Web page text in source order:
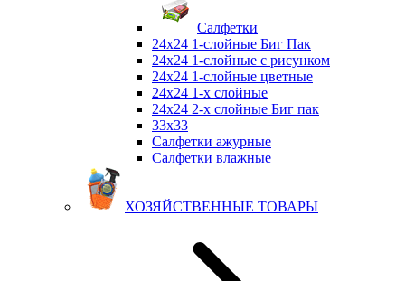
Салфетки
24х24 1-слойные Биг Пак
24х24 1-слойные с рисунком
24х24 1-слойные цветные
24х24 1-х слойные
24х24 2-х слойные Биг пак
33х33
Салфетки ажурные
Салфетки влажные
ХОЗЯЙСТВЕННЫЕ ТОВАРЫ